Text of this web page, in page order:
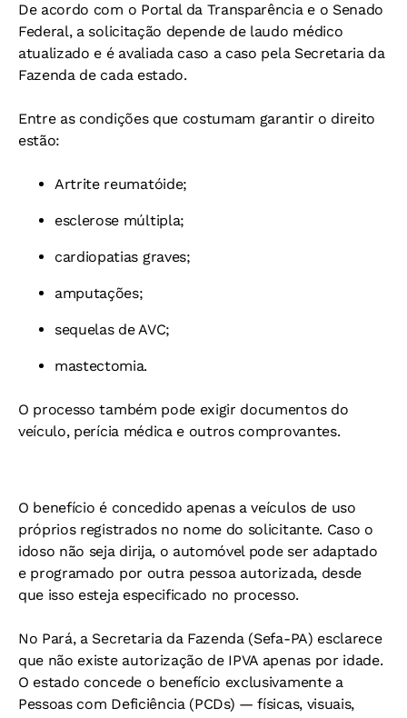
De acordo com o Portal da Transparência e o Senado
Federal, a solicitação depende de laudo médico
atualizado e é avaliada caso a caso pela Secretaria da
Fazenda de cada estado.
Entre as condições que costumam garantir o direito
estão:
Artrite reumatóide;
esclerose múltipla;
cardiopatias graves;
amputações;
sequelas de AVC;
mastectomia.
O processo também pode exigir documentos do
veículo, perícia médica e outros comprovantes.
O benefício é concedido apenas a veículos de uso
próprios registrados no nome do solicitante. Caso o
idoso não seja dirija, o automóvel pode ser adaptado
e programado por outra pessoa autorizada, desde
que isso esteja especificado no processo.
No Pará, a Secretaria da Fazenda (Sefa-PA) esclarece
que não existe autorização de IPVA apenas por idade.
O estado concede o benefício exclusivamente a
Pessoas com Deficiência (PCDs) — físicas, visuais,